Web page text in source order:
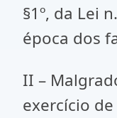
§1º, da Lei
época dos
II –
exercício